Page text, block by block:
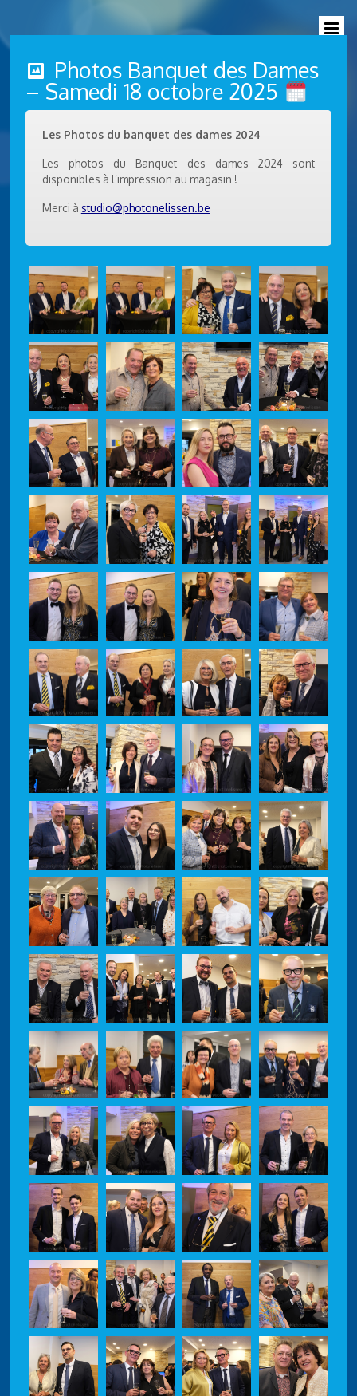
Photos Banquet des Dames
– Samedi 18 octobre 2025
Les Photos du banquet des dames 2024
Les photos du Banquet des dames 2024 sont
disponibles à l’impression au magasin !
Merci à studio@photonelissen.be